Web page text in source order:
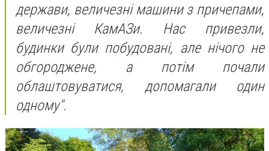
держави, величезні машини з причепами,
величезні КамАЗи. Нас привезли,
будинки були побудовані, але нічого не
обгороджене, а потім почали
облаштовуватися, допомагали один
одному".